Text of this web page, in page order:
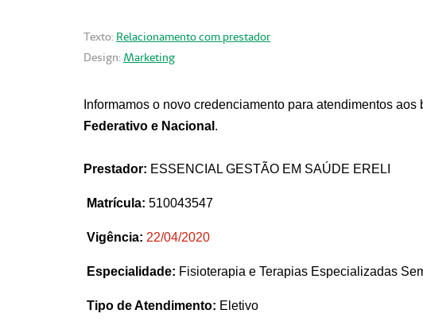
Texto: Relacionamento com prestador
Design: Marketing
Informamos o novo credenciamento para atendimentos aos
Federativo e Nacional .
Prestador: ESSENCIAL GESTÃO EM SAÚDE ERELI
Matrícula: 510043547
Vigência: 22/04/2020
Especialidade: Fisioterapia e Terapias Especializadas
Tipo de Atendimento: Eletivo